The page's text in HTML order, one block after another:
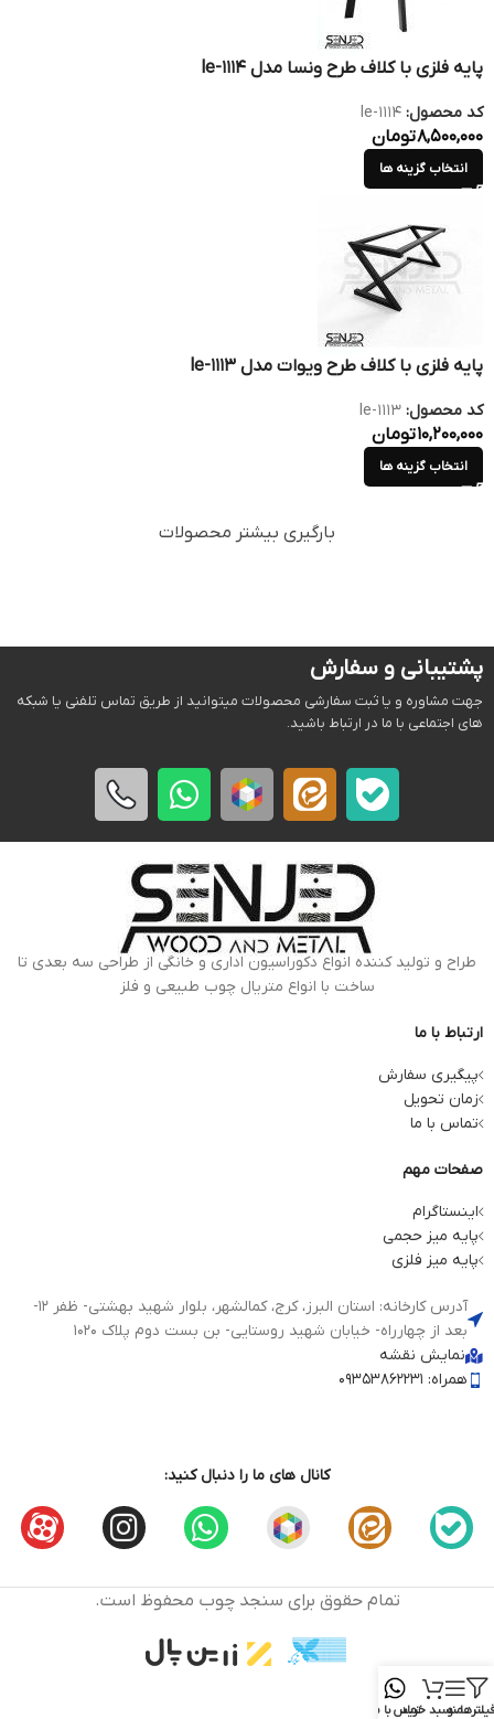
پایه فلزی با کلاف طرح ونسا مدل le-1114
کد محصول: le-1114
8,500,000تومان
انتخاب گزینه ها
پایه فلزی با کلاف طرح ویوات مدل le-1113
کد محصول: le-1113
10,200,000تومان
انتخاب گزینه ها
بارگیری بیشتر محصولات
پشتیبانی و سفارش
جهت مشاوره و یا ثبت سفارشی محصولات میتوانید از طریق تماس تلفنی یا شبکه
های اجتماعی با ما در ارتباط باشید.
طراح و تولید کننده انواع دکوراسیون اداری و خانگی از طراحی سه بعدی تا
ساخت با انواع متریال چوب طبیعی و فلز
ارتباط با ما
پیگیری سفارش
زمان تحویل
تماس با ما
صفحات مهم
اینستاگرام
پایه میز حجمی
پایه میز فلزی
آدرس کارخانه: استان البرز، کرج، کمالشهر، بلوار شهید بهشتی- ظفر 12-
بعد از چهارراه- خیابان شهید روستایی- بن بست دوم پلاک 1020
نمایش نقشه
همراه: 09353862231
کانال های ما را دنبال کنید:
تمام حقوق برای سنجد چوب محفوظ است.
فیلترهامنوسبد خریدتماس با ما